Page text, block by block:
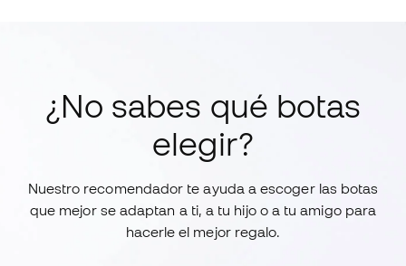
¿No sabes qué botas
elegir?
Nuestro recomendador te ayuda a escoger las botas
que mejor se adaptan a ti, a tu hijo o a tu amigo para
hacerle el mejor regalo.